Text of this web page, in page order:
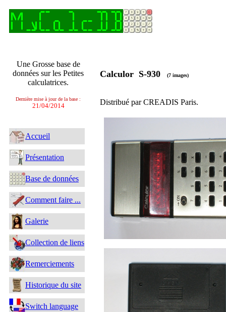
Une Grosse base de
données sur les Petites
calculatrices.
Dernière mise à jour de la base :
21/04/2014
Accueil
Présentation
Base de données
Comment faire ...
Galerie
Collection de liens
Remerciements
Historique du site
Switch language
Calculor S-930 (7 images)
Distribué par CREADIS Paris.